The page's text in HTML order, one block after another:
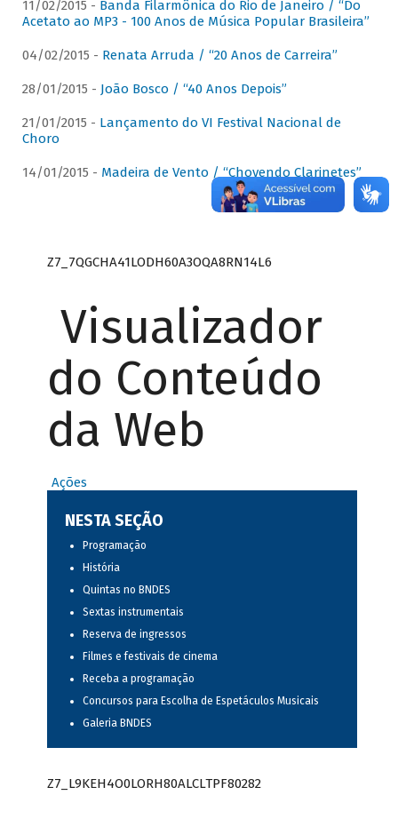
11/02/2015 - Banda Filarmônica do Rio de Janeiro / “Do
Acetato ao MP3 - 100 Anos de Música Popular Brasileira”
04/02/2015 - Renata Arruda / “20 Anos de Carreira”
28/01/2015 - João Bosco / “40 Anos Depois”
21/01/2015 - Lançamento do VI Festival Nacional de
Choro
14/01/2015 - Madeira de Vento / “Chovendo Clarinetes”
Z7_7QGCHA41LODH60A3OQA8RN14L6
Visualizador
do Conteúdo
da Web
Ações
NESTA SEÇÃO
Programação
História
Quintas no BNDES
Sextas instrumentais
Reserva de ingressos
Filmes e festivais de cinema
Receba a programação
Concursos para Escolha de Espetáculos Musicais
Galeria BNDES
Z7_L9KEH4O0LORH80ALCLTPF80282